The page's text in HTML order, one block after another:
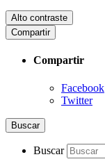
Alto contraste
Compartir
Compartir
Facebook
Twitter
Buscar
Buscar